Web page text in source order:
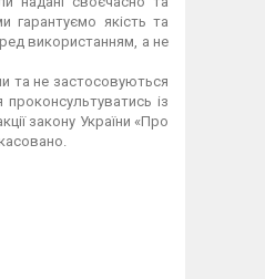
гарантуємо якість та
використанням, а не
та не застосовуються
із
закону України «Про